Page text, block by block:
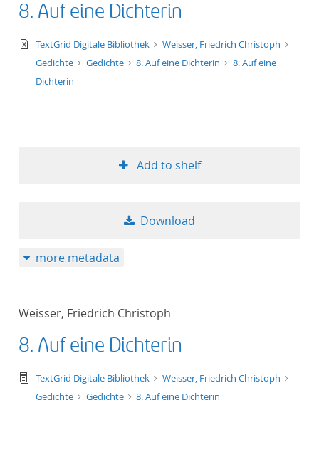
8. Auf eine Dichterin
text/xml
TextGrid Digitale Bibliothek
Weisser, Friedrich Christoph
Gedichte
Gedichte 8. Auf eine Dichterin
8. Auf eine
Dichterin
Add to shelf
Download
more metadata
Weisser, Friedrich Christoph
8. Auf eine Dichterin
text/tg.edition+tg.aggregation+xml
TextGrid Digitale Bibliothek
Weisser, Friedrich Christoph
Gedichte
Gedichte 8. Auf eine Dichterin